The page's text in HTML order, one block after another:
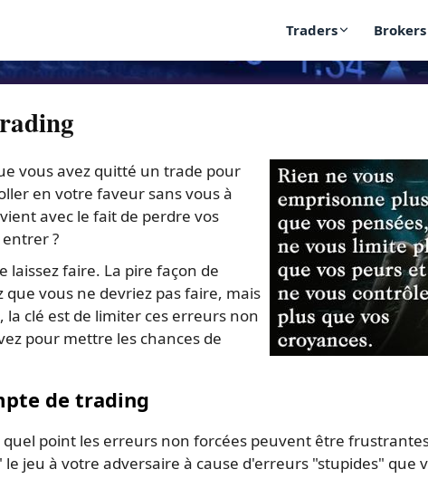
Traders Brokers
vous avez quitté un trade pour
en votre faveur sans vous à
avec le fait de perdre vos
?
faire. La pire façon de
vous ne devriez pas faire, mais
clé est de limiter ces erreurs non
pour mettre les chances de
de trading
point les erreurs non forcées peuvent être
jeu à votre adversaire à cause d'erreurs "stupides" que